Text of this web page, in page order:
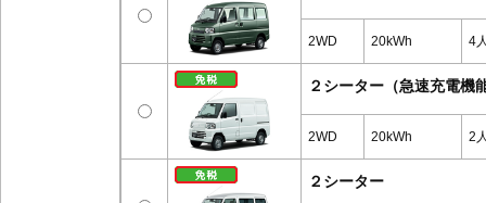
2WD 20kWh 4
２シーター（急速充電機
2WD 20kWh 2
２シーター